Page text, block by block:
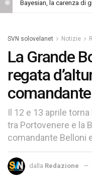
SVN solovelanet Notizie
La Grande
regata
Il 12 e 13 aprile torna
tra Portovenere e la
comandante Belloni
dalla Redazione